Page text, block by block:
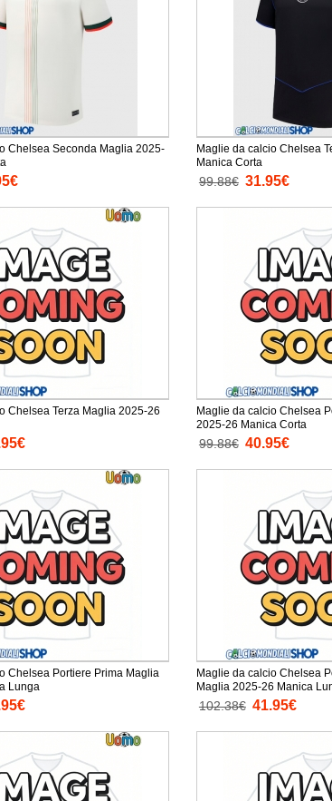
Chelsea Seconda Maglia 2025-
Maglie da calcio Chelsea
Manica Corta
99.88€ 31.95€
Chelsea Terza Maglia 2025-26
Maglie da calcio Chelsea
2025-26 Manica Corta
99.88€ 40.95€
Chelsea Portiere Prima Maglia
Lunga
Maglie da calcio Chelsea
Maglia 2025-26 Manica
102.38€ 41.95€